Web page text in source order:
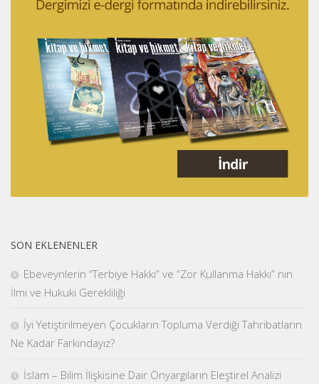
SON EKLENENLER
Ebeveynlerin “Terbiye Hakkı” ve “Zor Kullanma Hakkı” nın
İlmi ve Hukuki Gerekliliği
İyi Yetiştirilmeyen Çocukların Topluma Verdiği Tahribatların
Ne Kadar Farkındayız?
İslam – Bilim İlişkisine Dair Önyargıların Eleştirel Analizi